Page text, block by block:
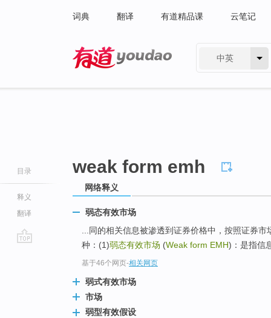
词典 翻译 有道精品课 云笔记
中英
目录
释义
翻译
weak form emh
网络释义
弱态有效市场
...同的相关信息被渗透到证券价格中，按照证券
种：(1)弱态有效市场 (Weak form EMH)：是指信
基于46个网页-相关网页
弱式有效市场
市场
弱型有效假设